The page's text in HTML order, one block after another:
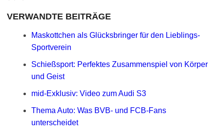
VERWANDTE BEITRÄGE
Maskottchen als Glücksbringer für den Lieblings-
Sportverein
Schießsport: Perfektes Zusammenspiel von Körper
und Geist
mid-Exklusiv: Video zum Audi S3
Thema Auto: Was BVB- und FCB-Fans
unterscheidet